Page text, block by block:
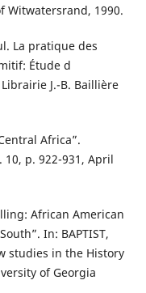
Witwatersrand, 1990.
La pratique des
Étude d
J.-B. Baillière
Africa”.
p. 922-931, April
African American
In: BAPTIST,
studies in the History
of Georgia